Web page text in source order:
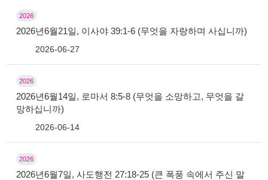
2026
2026년6월21일, 이사야 39:1-6 (무엇을 자랑하며 사십니까)
2026-06-27
2026
2026년6월14일, 로마서 8:5-8 (무엇을 소망하고, 무엇을 갈
망하십니까)
2026-06-14
2026
2026년6월7일, 사도행전 27:18-25 (큰 폭풍 속에서 주신 말